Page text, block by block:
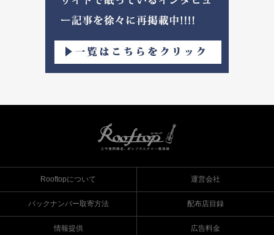
Rooftopについて 運営会社
バックナンバー取寄方法 配布店目録
情報提供 広告料金